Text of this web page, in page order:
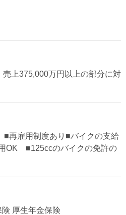
上375,000万円以上の部分に対
再雇用制度あり■バイクの支給
OK ■125ccのバイクの免許の
厚生年金保険